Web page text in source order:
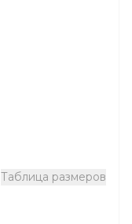
Таблица размеров